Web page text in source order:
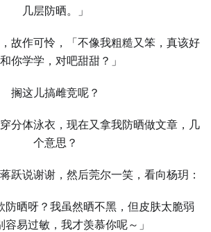
几层防晒。」
故作可怜，「不像我粗糙又笨，真该好
你学学，对吧甜甜？」
搁这儿搞雌竞呢？
分体泳衣，现在又拿我防晒做文章，几
个意思？
跃说谢谢，然后莞尔一笑，看向杨玥：
防晒呀？我虽然晒不黑，但皮肤太脆弱
容易过敏，我才羡慕你呢～」